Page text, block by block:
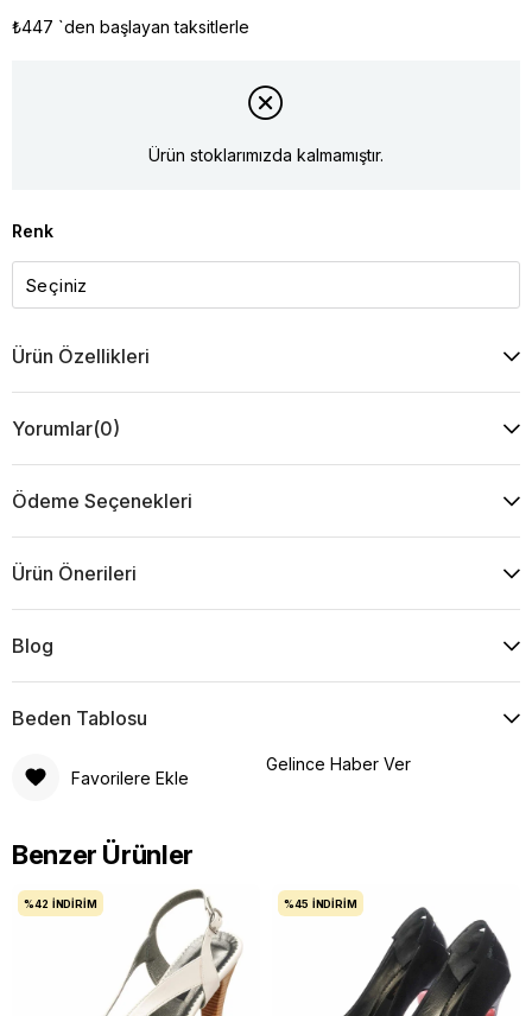
₺447 `den başlayan taksitlerle
Ürün stoklarımızda kalmamıştır.
Renk
Ürün Özellikleri
Yorumlar(0)
Ödeme Seçenekleri
Ürün Önerileri
Blog
Beden Tablosu
Favorilere Ekle
Gelince Haber Ver
Benzer Ürünler
%42 İNDIRIM %45 İNDIRIM